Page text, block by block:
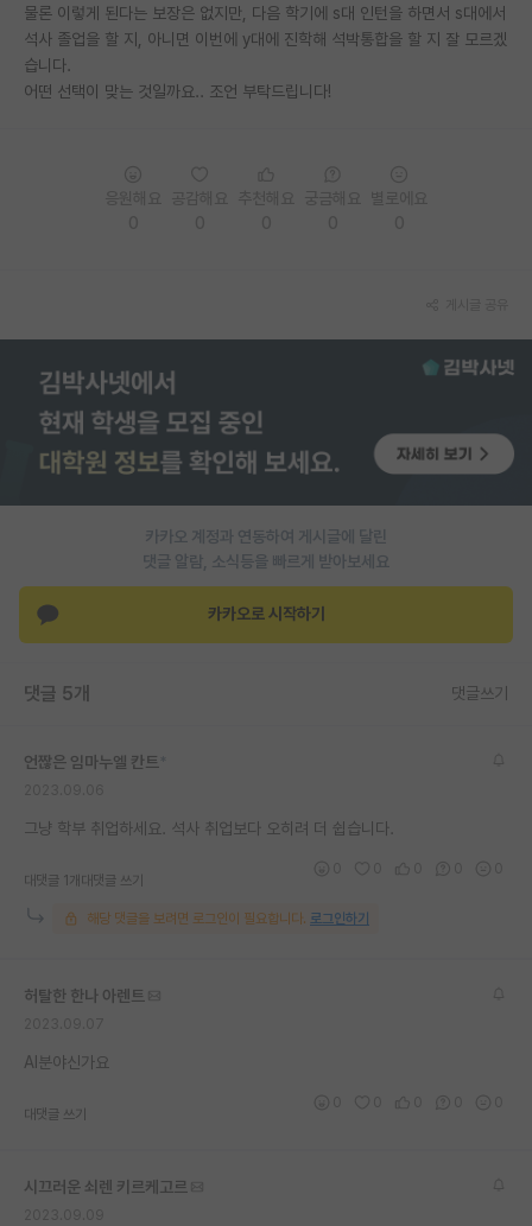
학부 인턴 게시판
취업 게시판
학술 정보 게시판
홍보 게시판
커리어
이벤트
반도체 아카데미
재팬라운지 🌸
물론 이렇게 된다는 보장은 없지만, 다음 학기에 s대 인턴을 하면서 s대에서
석사 졸업을 할 지, 아니면 이번에 y대에 진학해 석박통합을 할 지 잘 모르겠
습니다.
어떤 선택이 맞는 것일까요.. 조언 부탁드립니다!
카카오 계정과 연동하여 게시글에 달린
댓글 알람, 소식등을 빠르게 받아보세요
카카오로 시작하기
댓글 5개 댓글쓰기
언짢은 임마누엘 칸트
그냥 학부 취업하세요. 석사 취업보다 오히려 더 쉽습니다.
대댓글 1개 대댓글 쓰기
해당 댓글을 보려면 로그인이 필요합니다. 로그인하기
허탈한 한나 아렌트
AI분야신가요
대댓글 쓰기
시끄러운 쇠렌 키르케고르